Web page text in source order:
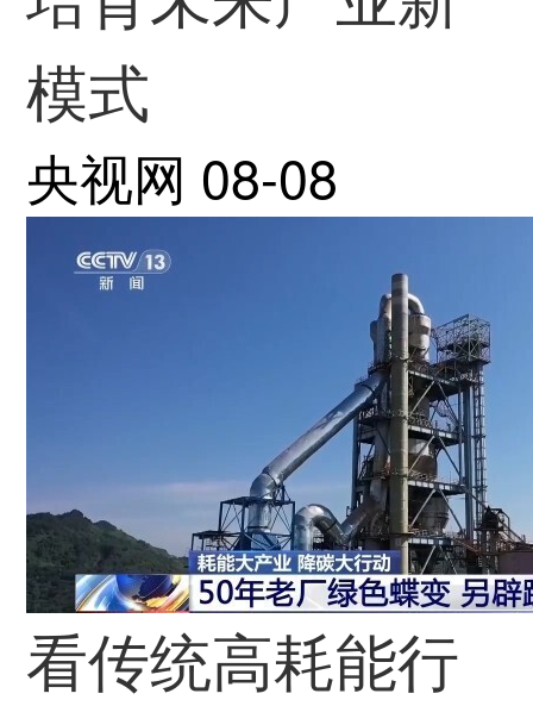
模式
央视网 08-08
看传统高耗能行